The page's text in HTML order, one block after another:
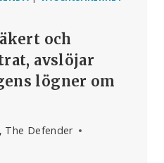
och
avslöjar
lögner om
The Defender